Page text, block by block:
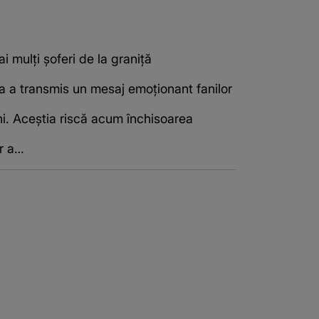
mulți șoferi de la graniță
a transmis un mesaj emoționant fanilor
Aceștia riscă acum închisoarea
a…